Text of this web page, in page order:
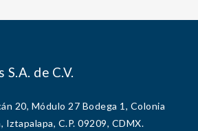
de C.V.
20, Módulo 27 Bodega 1, Colonia
Iztapalapa, C.P. 09209, CDMX.